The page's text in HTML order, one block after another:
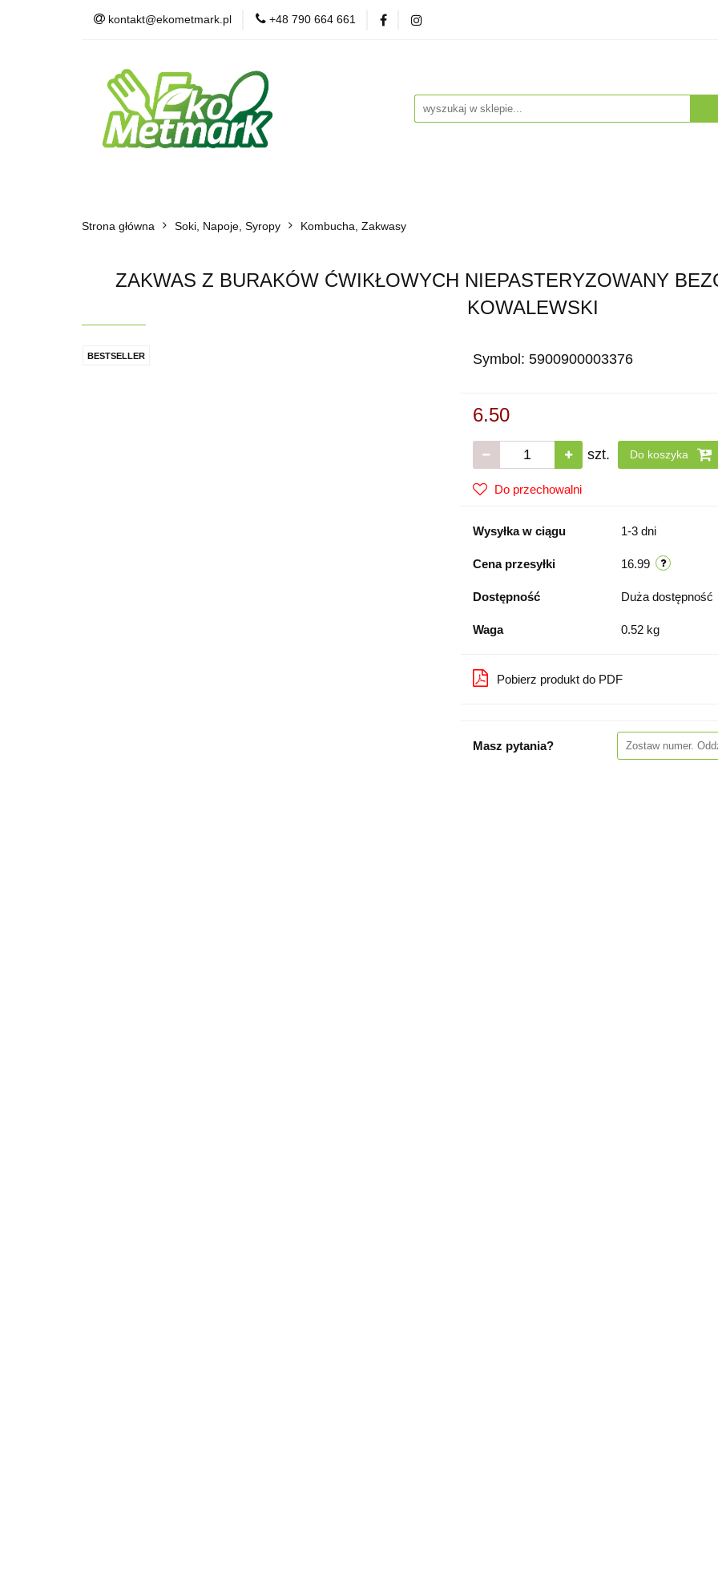
kontakt@ekometmark.pl +48 790 664 661
Dla Zwierząt BLOG POLECAMY BESTSELLERY
Żywność Ekologiczna Herbaty i Kawy
Witaminy i Suplementy
POLECAMY
Strona główna Soki, Napoje, Syropy Kombucha, Zakwasy
ZAKWAS Z BURAKÓW ĆWIKŁOWYCH NIEPASTERYZOWANY
KOWALEWSKI
BESTSELLER Symbol: 5900900003376
6.50
szt. Do koszyka
Do przechowalni
Wysyłka w ciągu 1-3 dni
Cena przesyłki 16.99
Dostępność Duża dostępność
Waga 0.52 kg
Pobierz produkt do PDF
Masz pytania?